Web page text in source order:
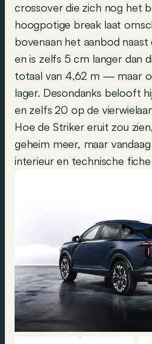
crossover die zich nog het
hoogpotige break laat
bovenaan het aanbod naast
en is zelfs 5 cm langer dan
totaal van 4,62 m — maar
lager. Desondanks belooft
en zelfs 20 op de
Hoe de Striker eruit zou
geheim meer, maar
interieur en technische